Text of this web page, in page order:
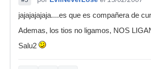
jajajajajaja....es que es compañera de
Ademas, los tios no ligamos, NOS
Salu2